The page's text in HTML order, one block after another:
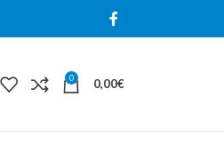
0 0,00€